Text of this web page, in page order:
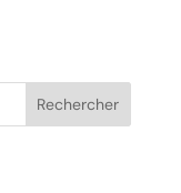
Rechercher